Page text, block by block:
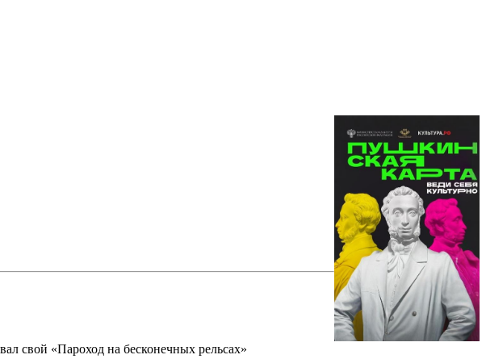
свой «Пароход на бесконечных рельсах»